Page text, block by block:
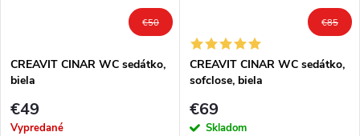
€50
CREAVIT CINAR WC sedátko,
biela
€49
Vypredané
€85
CREAVIT CINAR WC sedátko,
sofclose, biela
€69
Skladom